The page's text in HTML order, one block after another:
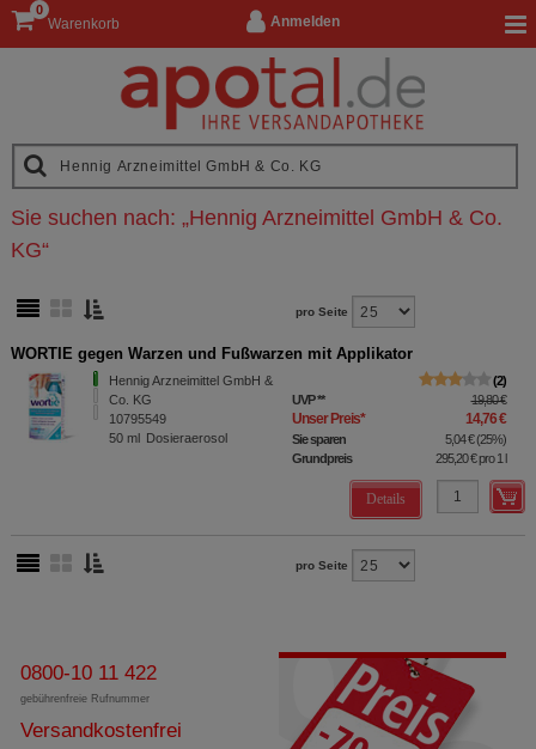
Anmelden
Warenkorb
0
Sie suchen nach: „Hennig Arzneimittel GmbH & Co.
KG“
pro Seite
WORTIE gegen Warzen und Fußwarzen mit Applikator
Hennig Arzneimittel GmbH &
Co. KG
10795549
50 ml Dosieraerosol
2
UVP** 19,80 €
Unser Preis* 14,76 €
Sie sparen 5,04 €(25%)
Grundpreis
295,20 €pro 1 l
Details
pro Seite
0800-10 11 422
gebührenfreie Rufnummer
Versandkostenfrei